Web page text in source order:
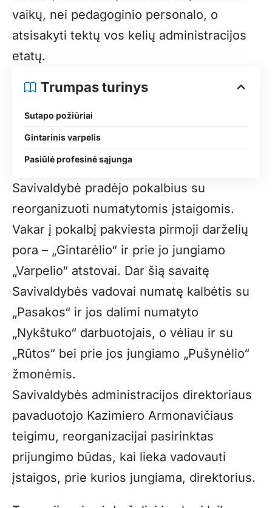
vaikų, nei pedagoginio personalo, o
atsisakyti tektų vos kelių administracijos
etatų.
Trumpas turinys
Sutapo požiūriai
Gintarinis varpelis
Pasiūlė profesinė sąjunga
Savivaldybė pradėjo pokalbius su
reorganizuoti numatytomis įstaigomis.
Vakar į pokalbį pakviesta pirmoji darželių
pora – „Gintarėlio“ ir prie jo jungiamo
„Varpelio“ atstovai. Dar šią savaitę
Savivaldybės vadovai numatę kalbėtis su
„Pasakos“ ir jos dalimi numatyto
„Nykštuko“ darbuotojais, o vėliau ir su
„Rūtos“ bei prie jos jungiamo „Pušynėlio“
žmonėmis.
Savivaldybės administracijos direktoriaus
pavaduotojo Kazimiero Armonavičiaus
teigimu, reorganizacijai pasirinktas
prijungimo būdas, kai lieka vadovauti
įstaigos, prie kurios jungiama, direktorius.